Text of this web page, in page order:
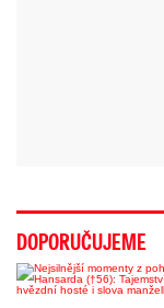
DOPORUČUJEME